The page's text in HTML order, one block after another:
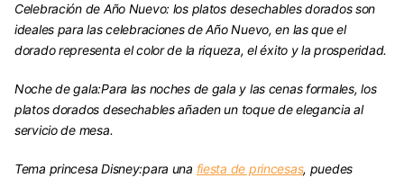
Celebración de Año Nuevo: los platos desechables dorados son
ideales para las celebraciones de Año Nuevo, en las que el
dorado representa el color de la riqueza, el éxito y la prosperidad.
Noche de gala:Para las noches de gala y las cenas formales, los
platos dorados desechables añaden un toque de elegancia al
servicio de mesa.
Tema princesa Disney:para una fiesta de princesas, puedes